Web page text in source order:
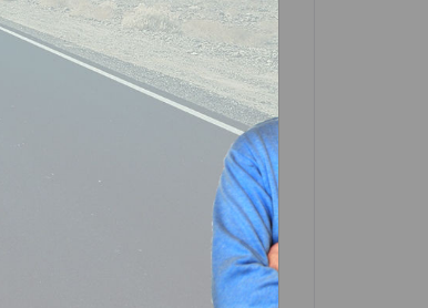
In denWarenkorb